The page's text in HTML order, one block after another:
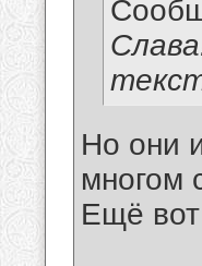
Но они
многом
Ещё